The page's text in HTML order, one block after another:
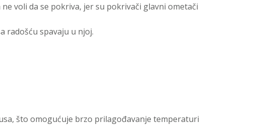
voli da se pokriva, jer su pokrivači glavni ometači
radošću spavaju u njoj.
što omogućuje brzo prilagođavanje temperaturi